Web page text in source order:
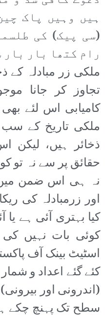
ہیں وہیں پاک
(سی پیک) کی
رام کتھا بار
تجاوز کر جانا
کامیابی اس لئے
ملکی تاریخ کے
ذخائر ہیں،
حقائق پر سے نہ تو
نہ ہی اس ضمن
اور زرمبادلہ کی
کیا بہتری آئی ہے
کوئی بات نہیں
اسٹیٹ بینک آف
کئے گئے اعداد و
(اندرونی اور
سطح تک پہنچ چکے